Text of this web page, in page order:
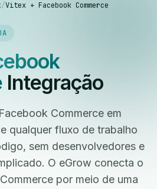
/Vitex + Facebook Commerce
Integração
Commerce em
qualquer fluxo de trabalho
sem desenvolvedores e
O eGrow conecta o
por meio de uma